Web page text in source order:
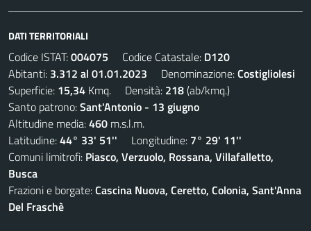
DATI TERRITORIALI
Codice ISTAT:004075 Codice Catastale: D120
Abitanti: 3.312 al 01.01.2023 Denominazione:Costigliolesi
Superficie: 15,34 Kmq. Densità: 218(ab/kmq.)
Santo patrono:Sant'Antonio - 13 giugno
Altitudine media:460 m.s.l.m.
Latitudine:44° 33' 51'' Longitudine: 7° 29' 11''
Comuni limitrofi: Piasco, Verzuolo, Rossana, Villafalletto,
Busca
Frazioni e borgate:Cascina Nuova, Ceretto, Colonia, Sant'Anna
Del Fraschè